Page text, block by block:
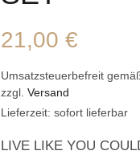
21,00 €
Umsatzsteuerbefreit
zzgl. Versand
Lieferzeit: sofort lieferbar
LIVE LIKE YOU